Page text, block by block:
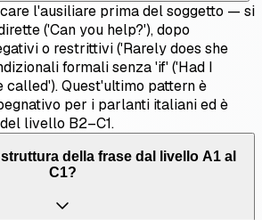
l'ausiliare prima del soggetto — si
('Can you help?'), dopo
o restrittivi ('Rarely does she
formali senza 'if' ('Had I
called'). Quest'ultimo pattern è
per i parlanti italiani ed è
livello B2–C1.
della frase dal livello A1 al
C1?